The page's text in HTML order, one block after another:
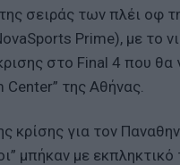
σειράς των πλέι οφ
Prime), με το
στο Final 4 που θα
Center” της Αθήνας.
κρίσης για τον
μπήκαν με